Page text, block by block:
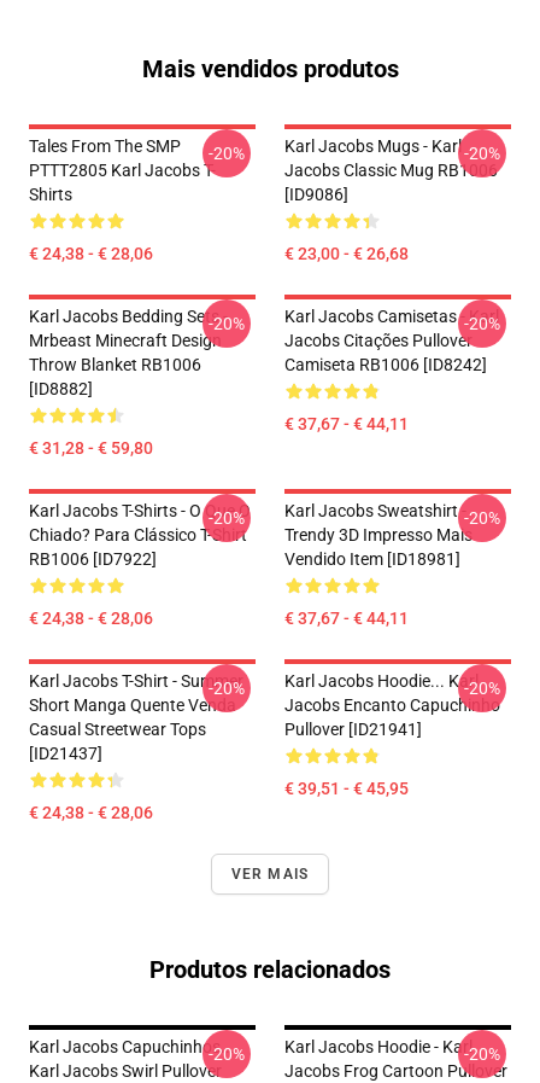
Mais vendidos produtos
Tales From The SMP
PTTT2805 Karl Jacobs T-
Shirts
€ 24,38 - € 28,06
-20%
Karl Jacobs Mugs - Karl
Jacobs Classic Mug RB1006
[ID9086]
€ 23,00 - € 26,68
-20%
Karl Jacobs Bedding Sets -
Mrbeast Minecraft Design
Throw Blanket RB1006
[ID8882]
€ 31,28 - € 59,80
-20%
Karl Jacobs Camisetas - Karl
Jacobs Citações Pullover
Camiseta RB1006 [ID8242]
€ 37,67 - € 44,11
-20%
Karl Jacobs T-Shirts - O Que O
Chiado? Para Clássico T-Shirt
RB1006 [ID7922]
€ 24,38 - € 28,06
-20%
Karl Jacobs Sweatshirt -
Trendy 3D Impresso Mais
Vendido Item [ID18981]
€ 37,67 - € 44,11
-20%
Karl Jacobs T-Shirt - Summer
Short Manga Quente Venda
Casual Streetwear Tops
[ID21437]
€ 24,38 - € 28,06
-20%
Karl Jacobs Hoodie... Karl
Jacobs Encanto Capuchinho
Pullover [ID21941]
€ 39,51 - € 45,95
-20%
VER MAIS
Produtos relacionados
Karl Jacobs Capuchinhos...
Karl Jacobs Swirl Pullover
-20%
Karl Jacobs Hoodie - Karl
Jacobs Frog Cartoon Pullover
-20%